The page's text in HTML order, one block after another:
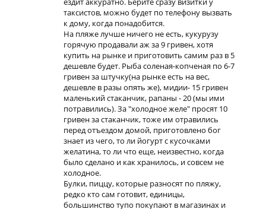
таксистов, можно будет по телефону вызвать
к дому, когда понадобится.
На пляже лучше ничего не есть, кукурузу
горячую продавали аж за 9 гривен, хотя
купить на рынке и приготовить самим раз в 5
дешевле будет. Рыба соленая-копченая по 6-7
гривен за штучку(на рынке есть на вес,
дешевле в разы опять же), мидии- 15 гривен
маленький стаканчик, рапаны - 20 (мы ими
потравились). За "холодное желе" просят 10
гривен за стаканчик, тоже им отравились
перед отъездом домой, приготовлено бог
знает из чего, то ли йогурт с кусочками
желатина, то ли что еще, неизвестно, когда
было сделано и как хранилось, и совсем не
холодное.
Булки, пиццу, которые разносят по пляжу,
редко кто сам готовит, единицы,
большинство тупо покупают в магазинах и